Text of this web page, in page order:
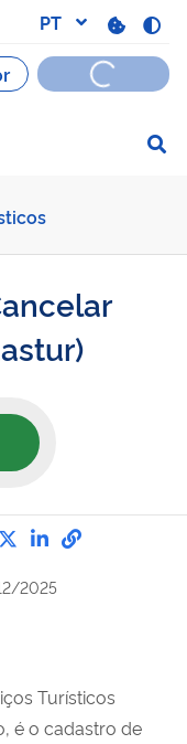
no
Compartilhe no
Compartilhe no
Compartilhe
2025
Turísticos
é o cadastro de